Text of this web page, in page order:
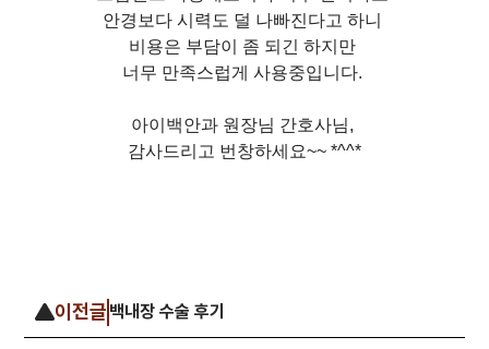
안경보다 시력도 덜 나빠진다고 하니
비용은 부담이 좀 되긴 하지만
너무 만족스럽게 사용중입니다.
아이백안과 원장님 간호사님,
감사드리고 번창하세요~~ *^^*
이전글 백내장 수술 후기